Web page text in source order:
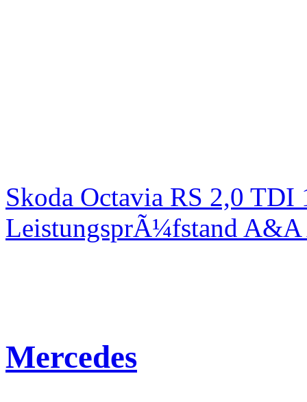
Skoda Octavia RS 2,0
LeistungsprÃ¼fstand
Mercedes